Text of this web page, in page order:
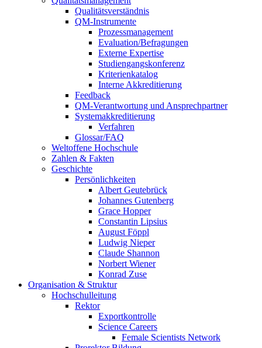
Qualitätsverständnis
QM-Instrumente
Prozessmanagement
Evaluation/Befragungen
Externe Expertise
Studiengangskonferenz
Kriterienkatalog
Interne Akkreditierung
Feedback
QM-Verantwortung und Ansprechpartner
Systemakkreditierung
Verfahren
Glossar/FAQ
Weltoffene Hochschule
Zahlen & Fakten
Geschichte
Persönlichkeiten
Albert Geutebrück
Johannes Gutenberg
Grace Hopper
Constantin Lipsius
August Föppl
Ludwig Nieper
Claude Shannon
Norbert Wiener
Konrad Zuse
Organisation & Struktur
Hochschulleitung
Rektor
Exportkontrolle
Science Careers
Female Scientists Network